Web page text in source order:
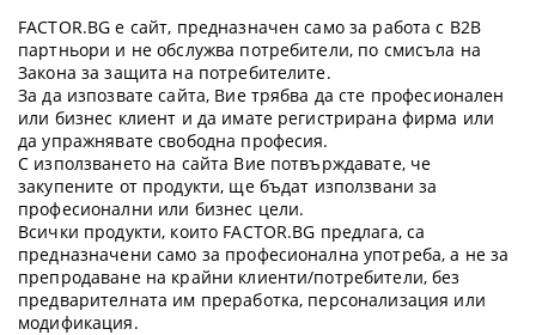
FACTOR.BG е сайт, предназначен само за работа с B2B
партньори и не обслужва потребители, по смисъла на
Закона за защита на потребителите.
За да изпозвате сайта, Вие трябва да сте професионален
или бизнес клиент и да имате регистрирана фирма или
да упражнявате свободна професия.
С използването на сайта Вие потвърждавате, че
закупените от продукти, ще бъдат използвани за
професионални или бизнес цели.
Всички продукти, които FACTOR.BG предлага, са
предназначени само за професионална употреба, а не за
препродаване на крайни клиенти/потребители, без
предварителната им преработка, персонализация или
модификация.